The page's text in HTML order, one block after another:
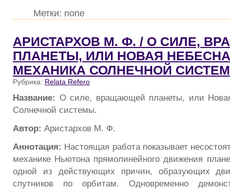
Метки: none
АРИСТАРХОВ М. Ф. / О СИЛЕ,
ПЛАНЕТЫ, ИЛИ НОВАЯ
МЕХАНИКА СОЛНЕЧНОЙ
Рубрика: Relata Refero
Название: О силе, вращающей планеты, или
Солнечной системы.
Автор: Аристархов М. Ф.
Аннотация: Настоящая работа показывает
механике Ньютона прямолинейного движения
одной из действующих причин, образующих
спутников по орбитам. Одновременно